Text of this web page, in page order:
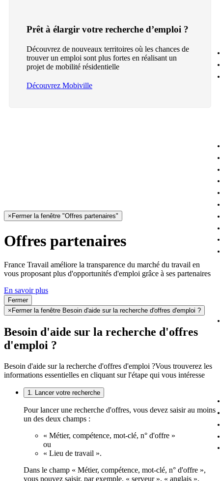
Prêt à élargir votre recherche d’emploi ?
Découvrez de nouveaux territoires où les chances de
trouver un emploi sont plus fortes en réalisant un
projet de mobilité résidentielle
Découvrez Mobiville
× Fermer la fenêtre "Offres partenaires"
Offres partenaires
France Travail améliore la transparence du marché du travail en
vous proposant plus d'opportunités d'emploi grâce à ses partenaires
En savoir plus
Fermer
× Fermer la fenêtre Besoin d'aide sur la recherche d'offres d'emploi ?
Besoin d'aide sur la recherche d'offres
d'emploi ?
Besoin d'aide sur la recherche d'offres d'emploi ?Vous trouverez les
informations essentielles en cliquant sur l'étape qui vous intéresse
1. Lancer votre recherche
Pour lancer une recherche d'offres, vous devez saisir au moins
un des deux champs :
« Métier, compétence, mot-clé, n° d'offre »
ou
« Lieu de travail ».
Dans le champ « Métier, compétence, mot-clé, n° d'offre »,
vous pouvez saisir, par exemple, « serveur », « anglais »,